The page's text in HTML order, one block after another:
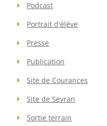
Podcast
Portrait d'élève
Presse
Publication
Site de Courances
Site de Sevran
Sortie terrain